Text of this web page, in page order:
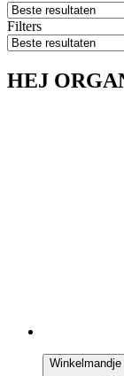
Filters
HEJ
Winkelmandje